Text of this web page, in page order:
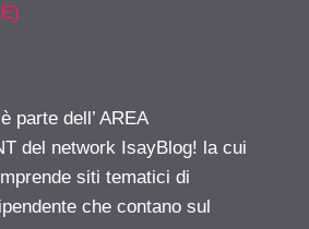
parte dell’ AREA
del network IsayBlog! la cui
siti tematici di
che contano sul